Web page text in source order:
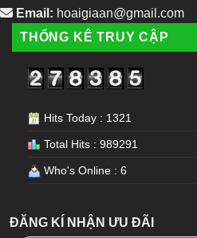
Email: hoaigiaan@gmail.com
THỐNG KÊ TRUY CẬP
Hits Today : 1321
Total Hits : 989291
Who's Online : 6
ĐĂNG KÍ NHẬN ƯU ĐÃI